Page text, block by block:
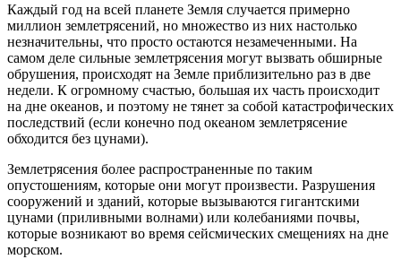
Каждый год на всей планете Земля случается примерно
миллион землетрясений, но множество из них настолько
незначительны, что просто остаются незамеченными. На
самом деле сильные землетрясения могут вызвать обширные
обрушения, происходят на Земле приблизительно раз в две
недели. К огромному счастью, большая их часть происходит
на дне океанов, и поэтому не тянет за собой катастрофических
последствий (если конечно под океаном землетрясение
обходится без цунами).
Землетрясения более распространенные по таким
опустошениям, которые они могут произвести. Разрушения
сооружений и зданий, которые вызываются гигантскими
цунами (приливными волнами) или колебаниями почвы,
которые возникают во время сейсмических смещениях на дне
морском.